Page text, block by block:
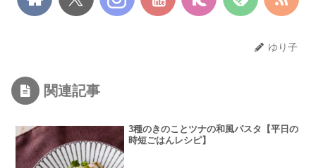
ゆり子
関連記事
3種のきのことツナの和風パスタ【平日の
時短ごはんレシピ】